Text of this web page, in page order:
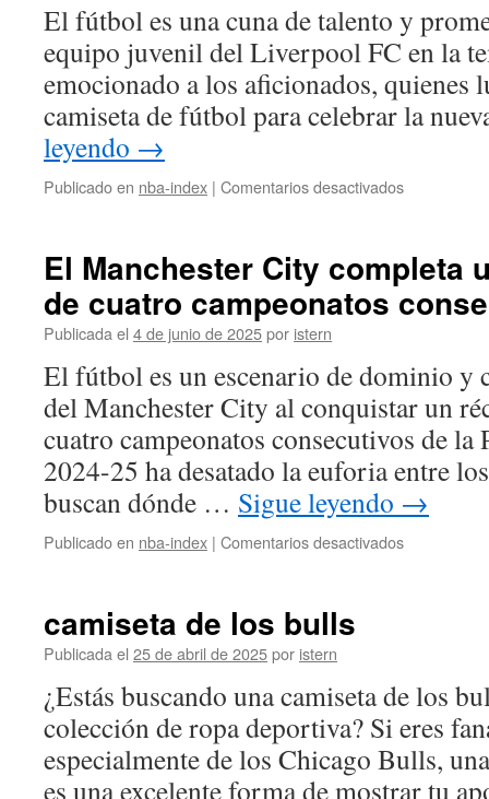
de
las
más
El fútbol es una cuna de talento y
equipo juvenil del Liverpool FC en la
emocionado a los aficionados, quienes
camiseta de fútbol para celebrar la
leyendo →
Publicado en nba-index | Comentarios desactivadosen
equipo
juvenil
del
El Manchester City completa
de cuatro campeonatos
Publicada el 4 de junio de 2025por istern
El fútbol es un escenario de dominio y
del Manchester City al conquistar un
cuatro campeonatos consecutivos de la
2024-25 ha desatado la euforia entre
buscan dónde … Sigue leyendo →
Publicado en nba-index | Comentarios desactivadosen
récord
cuatro
camiseta de los bulls
Publicada el 25 de abril de 2025por istern
¿Estás buscando una camiseta de los
colección de ropa deportiva? Si eres
especialmente de los Chicago Bulls,
es una excelente forma de mostrar tu